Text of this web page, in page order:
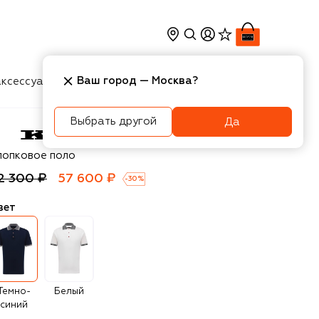
Косметика Интерьер
поло
300 ₽ 57 600 ₽ -30 %
Темно-
синий
Белый
Ваш город — Москва?
Выбрать другой Да